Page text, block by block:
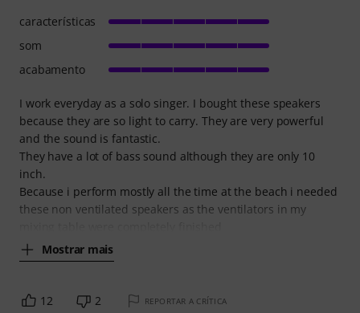
I work everyday as a solo singer. I bought these speakers
because they are so light to carry. They are very powerful
and the sound is fantastic.
They have a lot of bass sound although they are only 10
inch.
Because i perform mostly all the time at the beach i needed
these non ventilated speakers as the ventilators in my
Mostrar mais
características
som
acabamento
12 2 REPORTAR A CRÍTICA